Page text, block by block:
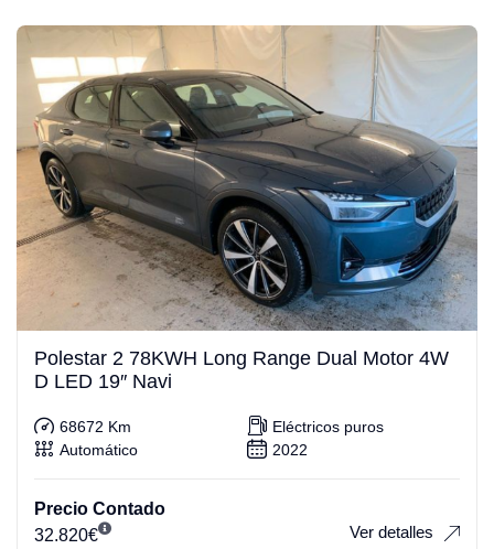
Polestar 2 78KWH Long Range Dual Motor 4W
D LED 19″ Navi
68672 Km
Eléctricos puros
Automático
2022
Precio Contado
32.820€ Ver detalles